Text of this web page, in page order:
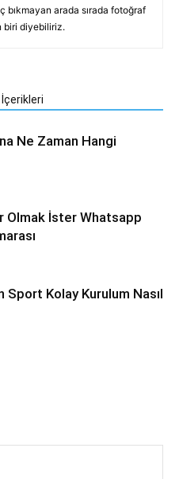
arada sırada fotoğraf
biri diyebiliriz.
İçerikleri
Ne Zaman Hangi
Olmak İster Whatsapp
Sport Kolay Kurulum Nasıl